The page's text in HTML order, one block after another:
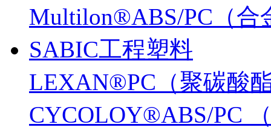
Multilon®ABS/PC（合
SABIC工程塑料
LEXAN®PC（聚碳酸
CYCOLOY®ABS/PC